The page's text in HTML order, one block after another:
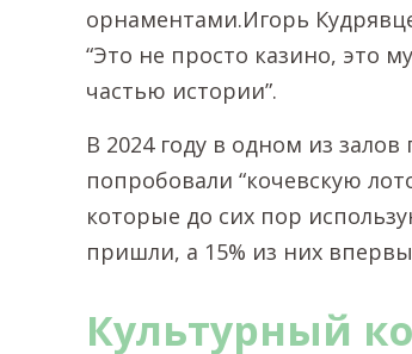
орнаментами.Игорь
“Это не просто казино, это
частью истории”.
В 2024 году в одном из
попробовали “кочевскую
которые до сих пор
пришли, а 15% из них
Культурный